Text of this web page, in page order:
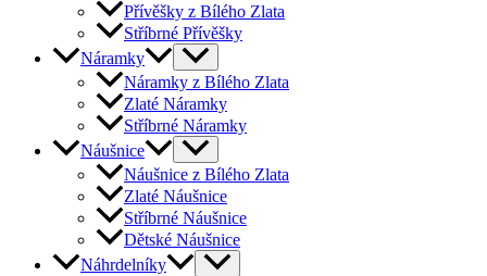
Přívěšky z Bílého Zlata
Stříbrné Přívěšky
Náramky
Náramky z Bílého Zlata
Zlaté Náramky
Stříbrné Náramky
Náušnice
Náušnice z Bílého Zlata
Zlaté Náušnice
Stříbrné Náušnice
Dětské Náušnice
Náhrdelníky